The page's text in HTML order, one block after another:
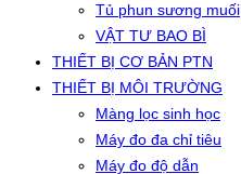
Tủ phun sương muối
VẬT TƯ BAO BÌ
THIẾT BỊ CƠ BẢN PTN
THIẾT BỊ MÔI TRƯỜNG
Màng lọc sinh học
Máy đo đa chỉ tiêu
Máy đo độ dẫn